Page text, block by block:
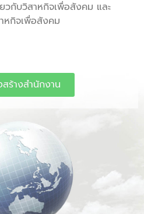
วกับวิสาหกิจเพื่อสังคม และ
หกิจเพื่อสังคม
สร้างสำนักงาน